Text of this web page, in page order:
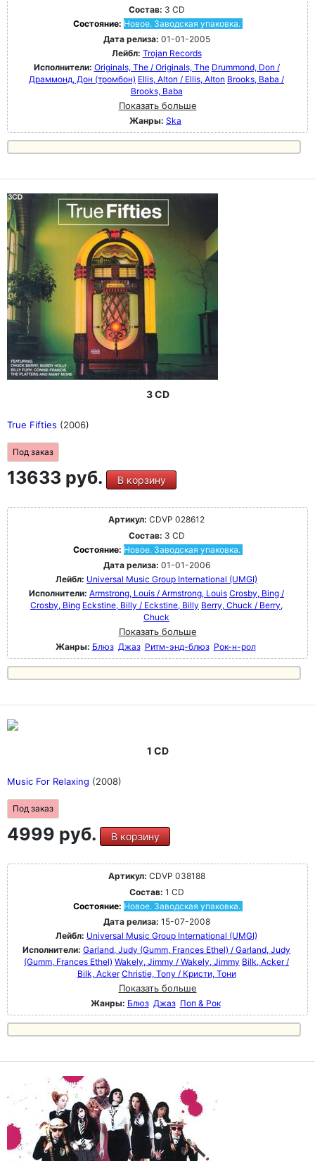
Состав: 3 CD
Состояние: Новое. Заводская упаковка.
Дата релиза: 01-01-2005
Лейбл: Trojan Records
Исполнители: Originals, The / Originals, The Drummond, Don /
Драммонд, Дон (тромбон) Ellis, Alton / Ellis, Alton Brooks, Baba /
Brooks, Baba
Показать больше
Жанры: Ska
3 CD
True Fifties (2006)
Под заказ
13633 руб. В корзину
Артикул: CDVP 028612
Состав: 3 CD
Состояние: Новое. Заводская упаковка.
Дата релиза: 01-01-2006
Лейбл: Universal Music Group International (UMGI)
Исполнители: Armstrong, Louis / Armstrong, Louis Crosby, Bing /
Crosby, Bing Eckstine, Billy / Eckstine, Billy Berry, Chuck / Berry,
Chuck
Показать больше
Жанры: Блюз Джаз Ритм-энд-блюз Рок-н-poл
1 CD
Music For Relaxing (2008)
Под заказ
4999 руб. В корзину
Артикул: CDVP 038188
Состав: 1 CD
Состояние: Новое. Заводская упаковка.
Дата релиза: 15-07-2008
Лейбл: Universal Music Group International (UMGI)
Исполнители: Garland, Judy (Gumm, Frances Ethel) / Garland, Judy
(Gumm, Frances Ethel) Wakely, Jimmy / Wakely, Jimmy Bilk, Acker /
Bilk, Acker Christie, Tony / Кристи, Тони
Показать больше
Жанры: Блюз Джаз Поп & Рок